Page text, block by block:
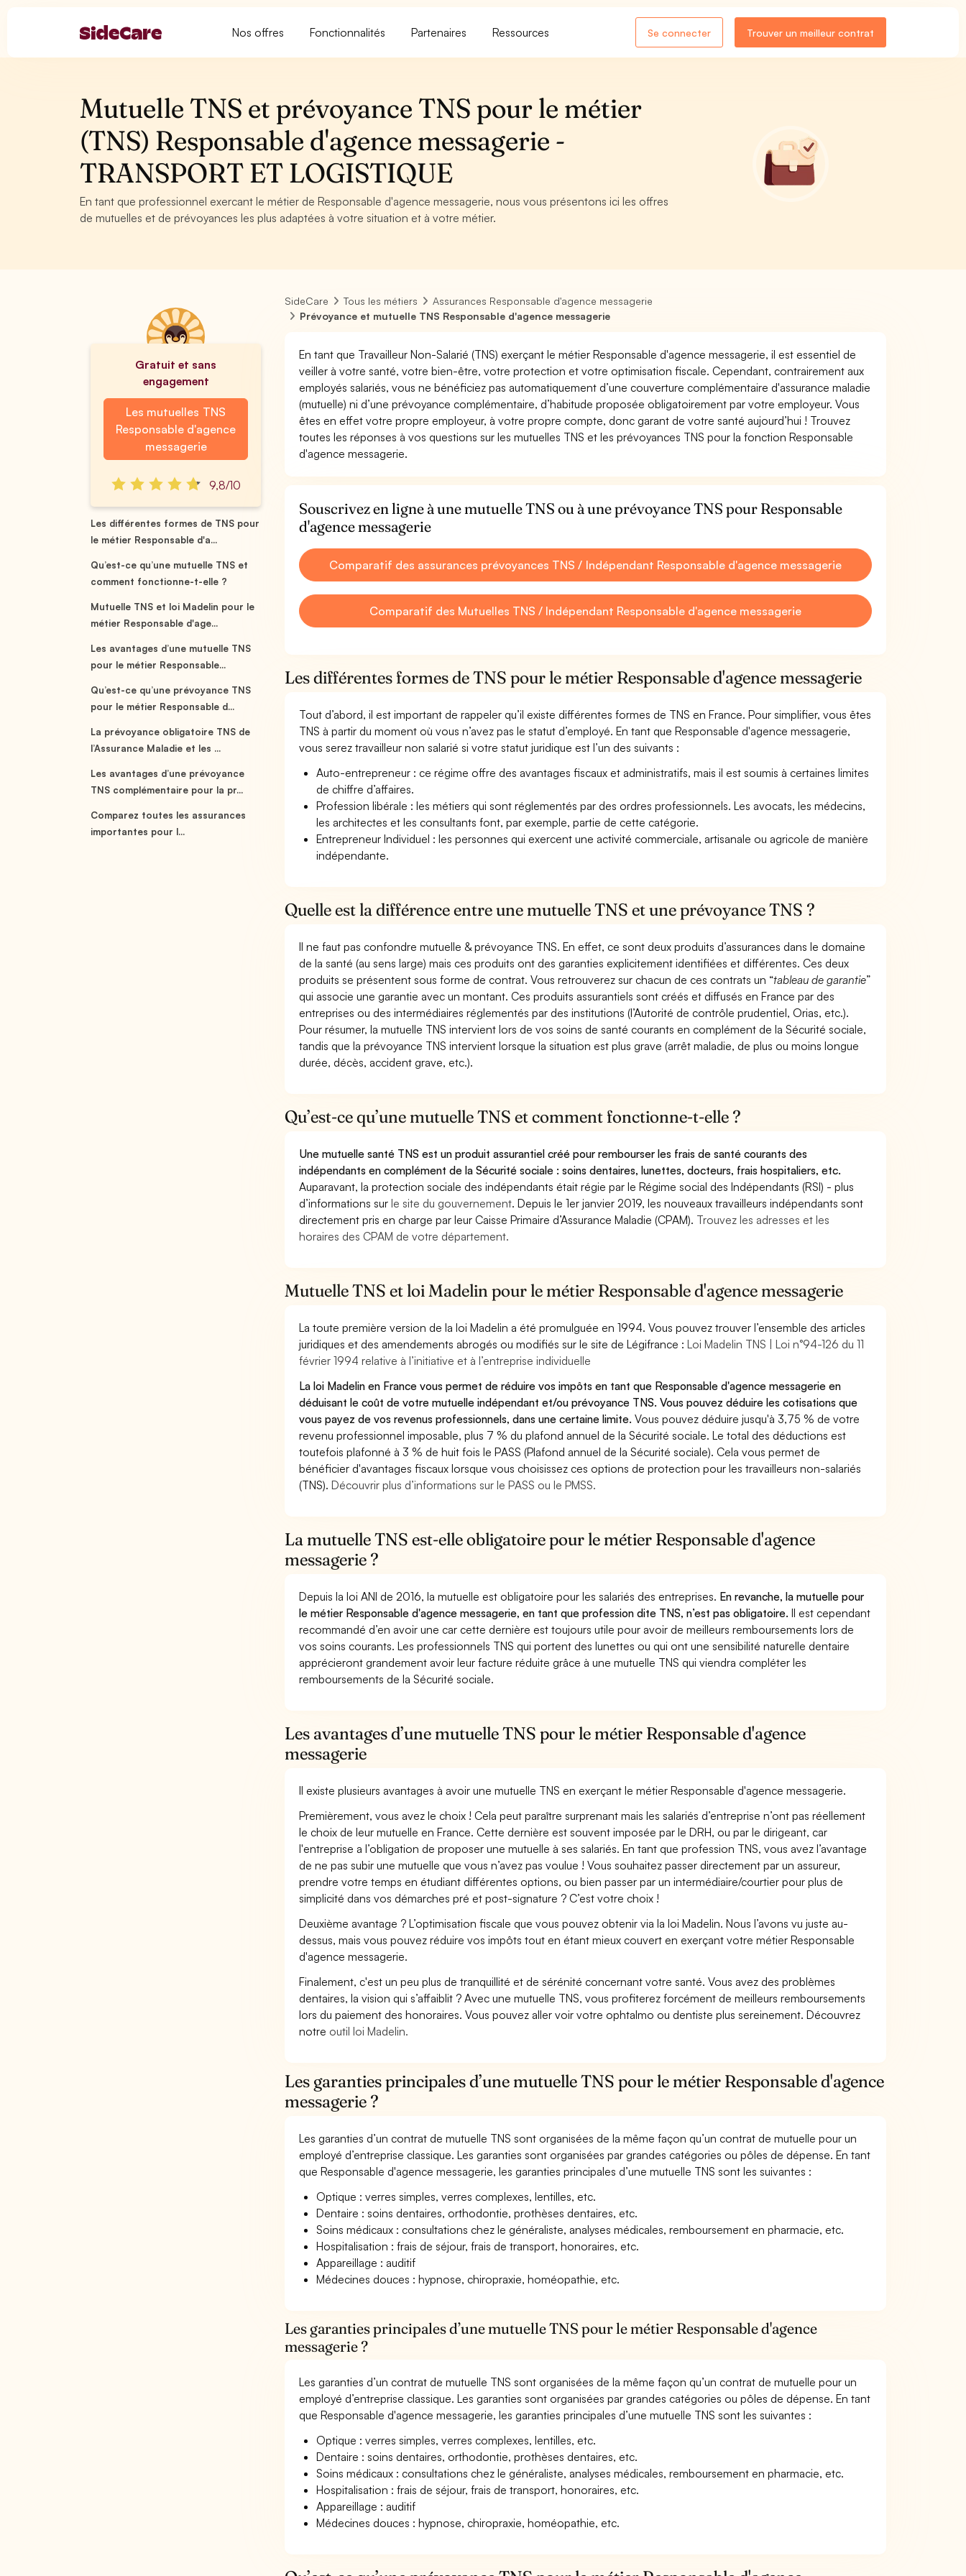
Nos offres Fonctionnalités Partenaires Ressources Se connecter Trouver un meilleur contrat
Mutuelle TNS et prévoyance TNS pour le métier
(TNS) Responsable d'agence messagerie -
TRANSPORT ET LOGISTIQUE
En tant que professionnel exercant le métier de Responsable d'agence messagerie, nous vous présentons ici les offres
de mutuelles et de prévoyances les plus adaptées à votre situation et à votre métier.
Gratuit et sans
engagement
Les mutuelles TNS
Responsable d'agence
messagerie
9,8/10
Les différentes formes de TNS pour
le métier Responsable d'a...
Qu’est-ce qu’une mutuelle TNS et
comment fonctionne-t-elle ?
Mutuelle TNS et loi Madelin pour le
métier Responsable d'age...
Les avantages d’une mutuelle TNS
pour le métier Responsable...
Qu’est-ce qu’une prévoyance TNS
pour le métier Responsable d...
La prévoyance obligatoire TNS de
l’Assurance Maladie et les ...
Les avantages d’une prévoyance
TNS complémentaire pour la pr...
Comparez toutes les assurances
importantes pour l...
SideCare Tous les métiers
Assurances Responsable d'agence messagerie
Prévoyance et mutuelle TNS Responsable d'agence messagerie
En tant que Travailleur Non-Salarié (TNS) exerçant le métier Responsable d'agence messagerie, il est essentiel de
veiller à votre santé, votre bien-être, votre protection et votre optimisation fiscale. Cependant, contrairement aux
employés salariés, vous ne bénéficiez pas automatiquement d’une couverture complémentaire d'assurance maladie
(mutuelle) ni d’une prévoyance complémentaire, d’habitude proposée obligatoirement par votre employeur. Vous
êtes en effet votre propre employeur, à votre propre compte, donc garant de votre santé aujourd’hui ! Trouvez
toutes les réponses à vos questions sur les mutuelles TNS et les prévoyances TNS pour la fonction Responsable
d'agence messagerie.
Souscrivez en ligne à une mutuelle TNS ou à une prévoyance TNS pour Responsable
d'agence messagerie
Comparatif des assurances prévoyances TNS / Indépendant Responsable d'agence messagerie
Comparatif des Mutuelles TNS / Indépendant Responsable d'agence messagerie
Les différentes formes de TNS pour le métier Responsable d'agence messagerie
Tout d’abord, il est important de rappeler qu’il existe différentes formes de TNS en France. Pour simplifier, vous êtes
TNS à partir du moment où vous n’avez pas le statut d’employé. En tant que Responsable d'agence messagerie,
vous serez travailleur non salarié si votre statut juridique est l’un des suivants :
Auto-entrepreneur : ce régime offre des avantages fiscaux et administratifs, mais il est soumis à certaines limites
de chiffre d’affaires.
Profession libérale : les métiers qui sont réglementés par des ordres professionnels. Les avocats, les médecins,
les architectes et les consultants font, par exemple, partie de cette catégorie.
Entrepreneur Individuel : les personnes qui exercent une activité commerciale, artisanale ou agricole de manière
indépendante.
Quelle est la différence entre une mutuelle TNS et une prévoyance TNS ?
Il ne faut pas confondre mutuelle & prévoyance TNS. En effet, ce sont deux produits d’assurances dans le domaine
de la santé (au sens large) mais ces produits ont des garanties explicitement identifiées et différentes. Ces deux
produits se présentent sous forme de contrat. Vous retrouverez sur chacun de ces contrats un “tableau de garantie”
qui associe une garantie avec un montant. Ces produits assurantiels sont créés et diffusés en France par des
entreprises ou des intermédiaires réglementés par des institutions (l’Autorité de contrôle prudentiel, Orias, etc.).
Pour résumer, la mutuelle TNS intervient lors de vos soins de santé courants en complément de la Sécurité sociale,
tandis que la prévoyance TNS intervient lorsque la situation est plus grave (arrêt maladie, de plus ou moins longue
durée, décès, accident grave, etc.).
Qu’est-ce qu’une mutuelle TNS et comment fonctionne-t-elle ?
Une mutuelle santé TNS est un produit assurantiel créé pour rembourser les frais de santé courants des
indépendants en complément de la Sécurité sociale : soins dentaires, lunettes, docteurs, frais hospitaliers, etc.
Auparavant, la protection sociale des indépendants était régie par le Régime social des Indépendants (RSI) - plus
d’informations surle site du gouvernement. Depuis le 1er janvier 2019, les nouveaux travailleurs indépendants sont
directement pris en charge par leur Caisse Primaire d’Assurance Maladie (CPAM). Trouvez les adresses et les
horaires des CPAM de votre département.
Mutuelle TNS et loi Madelin pour le métier Responsable d'agence messagerie
La toute première version de la loi Madelin a été promulguée en 1994. Vous pouvez trouver l’ensemble des articles
juridiques et des amendements abrogés ou modifiés sur le site de Légifrance :Loi Madelin TNS | Loi n°94-126 du 11
février 1994 relative à l’initiative et à l’entreprise individuelle
La loi Madelin en France vous permet de réduire vos impôts en tant que Responsable d'agence messagerie en
déduisant le coût de votre mutuelle indépendant et/ou prévoyance TNS. Vous pouvez déduire les cotisations que
vous payez de vos revenus professionnels, dans une certaine limite.Vous pouvez déduire jusqu'à 3,75 % de votre
revenu professionnel imposable, plus 7 % du plafond annuel de la Sécurité sociale. Le total des déductions est
toutefois plafonné à 3 % de huit fois le PASS (Plafond annuel de la Sécurité sociale). Cela vous permet de
bénéficier d'avantages fiscaux lorsque vous choisissez ces options de protection pour les travailleurs non-salariés
(TNS).Découvrir plus d’informations sur le PASS ou le PMSS.
La mutuelle TNS est-elle obligatoire pour le métier Responsable d'agence
messagerie ?
Depuis la loi ANI de 2016, la mutuelle est obligatoire pour les salariés des entreprises. En revanche, la mutuelle pour
le métier Responsable d'agence messagerie, en tant que profession dite TNS, n’est pas obligatoire.Il est cependant
recommandé d’en avoir une car cette dernière est toujours utile pour avoir de meilleurs remboursements lors de
vos soins courants. Les professionnels TNS qui portent des lunettes ou qui ont une sensibilité naturelle dentaire
apprécieront grandement avoir leur facture réduite grâce à une mutuelle TNS qui viendra compléter les
remboursements de la Sécurité sociale.
Les avantages d’une mutuelle TNS pour le métier Responsable d'agence
messagerie
Il existe plusieurs avantages à avoir une mutuelle TNS en exerçant le métier Responsable d'agence messagerie.
Premièrement, vous avez le choix ! Cela peut paraître surprenant mais les salariés d’entreprise n’ont pas réellement
le choix de leur mutuelle en France. Cette dernière est souvent imposée par le DRH, ou par le dirigeant, car
l'entreprise a l’obligation de proposer une mutuelle à ses salariés. En tant que profession TNS, vous avez l’avantage
de ne pas subir une mutuelle que vous n’avez pas voulue ! Vous souhaitez passer directement par un assureur,
prendre votre temps en étudiant différentes options, ou bien passer par un intermédiaire/courtier pour plus de
simplicité dans vos démarches pré et post-signature ? C’est votre choix !
Deuxième avantage ? L’optimisation fiscale que vous pouvez obtenir via la loi Madelin. Nous l’avons vu juste au-
dessus, mais vous pouvez réduire vos impôts tout en étant mieux couvert en exerçant votre métier Responsable
d'agence messagerie.
Finalement, c'est un peu plus de tranquillité et de sérénité concernant votre santé. Vous avez des problèmes
dentaires, la vision qui s’affaiblit ? Avec une mutuelle TNS, vous profiterez forcément de meilleurs remboursements
lors du paiement des honoraires. Vous pouvez aller voir votre ophtalmo ou dentiste plus sereinement. Découvrez
notre outil loi Madelin.
Les garanties principales d’une mutuelle TNS pour le métier Responsable d'agence
messagerie ?
Les garanties d’un contrat de mutuelle TNS sont organisées de la même façon qu’un contrat de mutuelle pour un
employé d’entreprise classique. Les garanties sont organisées par grandes catégories ou pôles de dépense. En tant
que Responsable d'agence messagerie, les garanties principales d’une mutuelle TNS sont les suivantes :
Optique : verres simples, verres complexes, lentilles, etc.
Dentaire : soins dentaires, orthodontie, prothèses dentaires, etc.
Soins médicaux : consultations chez le généraliste, analyses médicales, remboursement en pharmacie, etc.
Hospitalisation : frais de séjour, frais de transport, honoraires, etc.
Appareillage : auditif
Médecines douces : hypnose, chiropraxie, homéopathie, etc.
Les garanties principales d’une mutuelle TNS pour le métier Responsable d'agence
messagerie ?
Les garanties d’un contrat de mutuelle TNS sont organisées de la même façon qu’un contrat de mutuelle pour un
employé d’entreprise classique. Les garanties sont organisées par grandes catégories ou pôles de dépense. En tant
que Responsable d'agence messagerie, les garanties principales d’une mutuelle TNS sont les suivantes :
Optique : verres simples, verres complexes, lentilles, etc.
Dentaire : soins dentaires, orthodontie, prothèses dentaires, etc.
Soins médicaux : consultations chez le généraliste, analyses médicales, remboursement en pharmacie, etc.
Hospitalisation : frais de séjour, frais de transport, honoraires, etc.
Appareillage : auditif
Médecines douces : hypnose, chiropraxie, homéopathie, etc.